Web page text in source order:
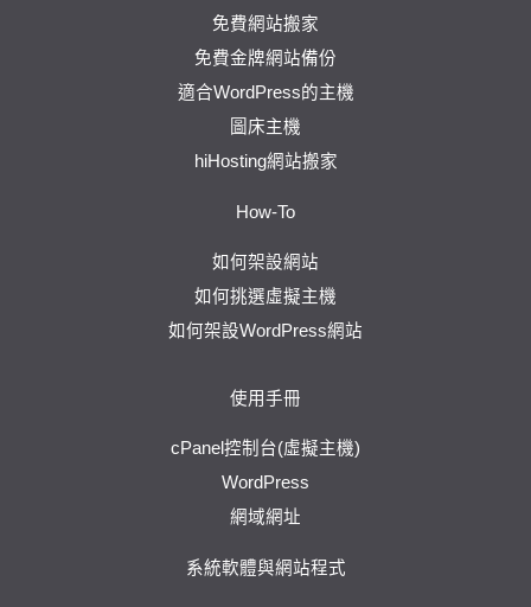
免費網站搬家
免費金牌網站備份
適合WordPress的主機
圖床主機
hiHosting網站搬家
How-To
如何架設網站
如何挑選虛擬主機
如何架設WordPress網站
使用手冊
cPanel控制台(虛擬主機)
WordPress
網域網址
系統軟體與網站程式